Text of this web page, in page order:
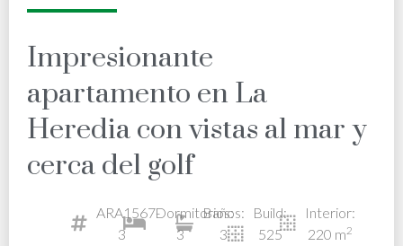
Impresionante
apartamento en La
Heredia con vistas al mar y
cerca del golf
ARA1567-
3
Dormitorios:
3
Baños:
3
Build:
525
Interior:
220 m2